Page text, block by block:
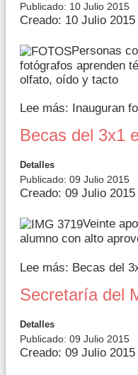
Publicado: 10 Julio 2015
Creado: 10 Julio 2015
Personas
fotógrafos aprenden
olfato, oído y tacto
Lee más: Inauguran
Becas del 3x1
Detalles
Publicado: 09 Julio 2015
Creado: 09 Julio 2015
Veinte
alumno con alto
Lee más: Becas del
Secretaría del
Detalles
Publicado: 09 Julio 2015
Creado: 09 Julio 2015